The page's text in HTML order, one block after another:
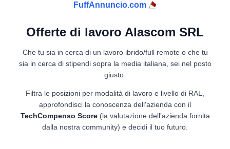
FuffAnnuncio.com
Offerte di lavoro Alascom SRL
Che tu sia in cerca di un lavoro ibrido/full remote o che tu
sia in cerca di stipendi sopra la media italiana, sei nel posto
giusto.
Filtra le posizioni per modalità di lavoro e livello di RAL,
approfondisci la conoscenza dell'azienda con il
TechCompenso Score(la valutazione dell'azienda fornita
dalla nostra community) e decidi il tuo futuro.